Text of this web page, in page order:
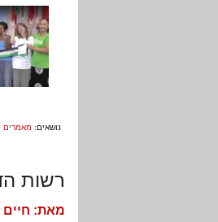
נושאים: מאמרים
רשות
מאת: